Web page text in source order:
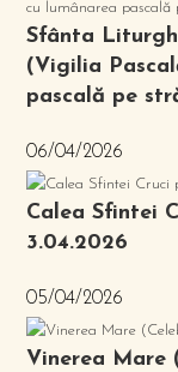
Sfânta
(Vigilia
pascală pe
06/04/2026
Calea Sfintei
3.04.2026
05/04/2026
Vinerea Mare